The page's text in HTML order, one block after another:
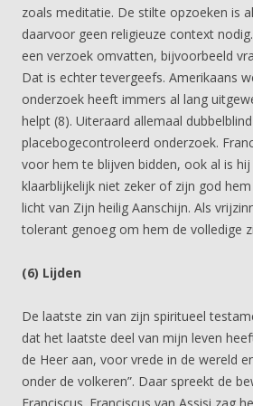
zoals meditatie. De stilte opzoeken is
daarvoor geen religieuze context
een verzoek omvatten, bijvoorbeeld
Dat is echter tevergeefs. Amerikaans
onderzoek heeft immers al lang
helpt (8). Uiteraard allemaal
placebogecontroleerd onderzoek.
voor hem te blijven bidden, ook al is hij
klaarblijkelijk niet zeker of zijn god
licht van Zijn heilig Aanschijn. Als
tolerant genoeg om hem de volledige
(6) Lijden
De laatste zin van zijn spiritueel
dat het laatste deel van mijn leven
de Heer aan, voor vrede in de wereld
onder de volkeren”. Daar spreekt de